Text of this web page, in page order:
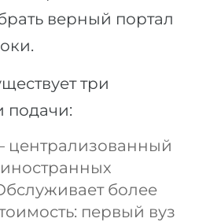
верный портал
три
подачи:
централизованный
более
первый вуз